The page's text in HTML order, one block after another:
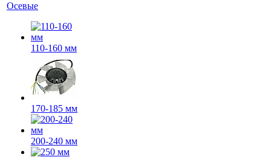
Осевые
110-160 мм
170-185 мм
200-240 мм